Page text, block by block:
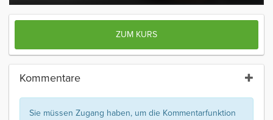
ZUM KURS
Kommentare
Sie müssen Zugang haben, um die Kommentarfunktion